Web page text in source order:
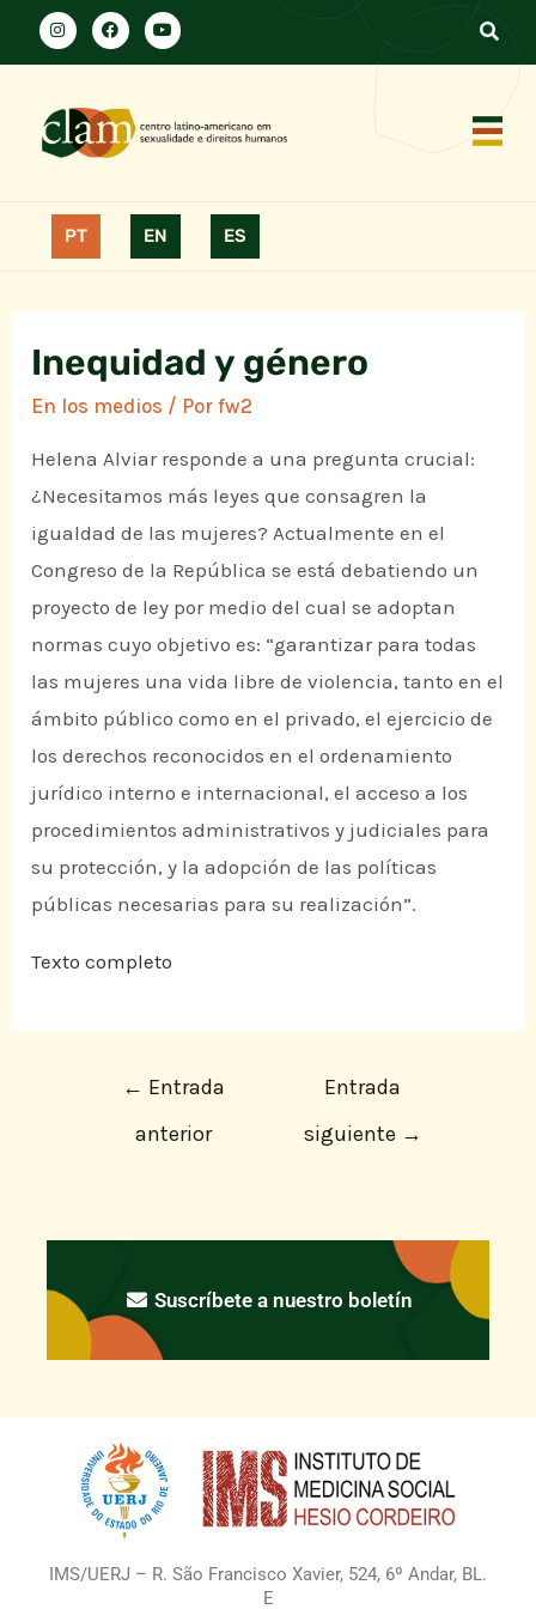
PT EN ES
Inequidad y género
En los medios / Porfw2
Helena Alviar responde a una pregunta crucial:
¿Necesitamos más leyes que consagren la
igualdad de las mujeres? Actualmente en el
Congreso de la República se está debatiendo un
proyecto de ley por medio del cual se adoptan
normas cuyo objetivo es: “garantizar para todas
las mujeres una vida libre de violencia, tanto en el
ámbito público como en el privado, el ejercicio de
los derechos reconocidos en el ordenamiento
jurídico interno e internacional, el acceso a los
procedimientos administrativos y judiciales para
su protección, y la adopción de las políticas
públicas necesarias para su realización”.
Texto completo
← Entrada
anterior
Entrada
siguiente →
Suscríbete a nuestro boletín
IMS/UERJ – R. São Francisco Xavier, 524, 6º Andar, BL.
E